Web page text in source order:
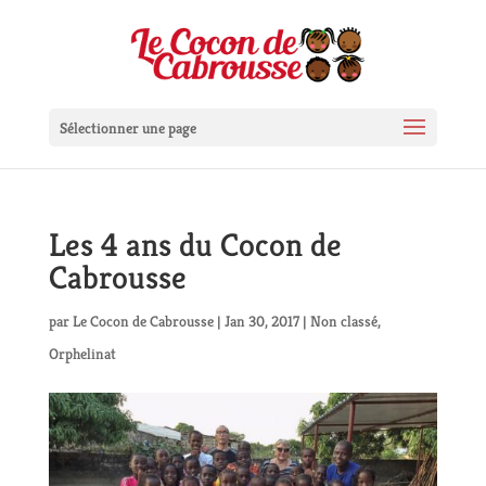
Sélectionner une page
Les 4 ans du Cocon de
Cabrousse
parLe Cocon de Cabrousse| Jan 30, 2017| Non classé,
Orphelinat